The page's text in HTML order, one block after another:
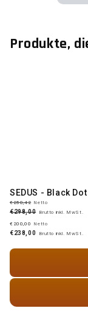
Produkte,
SEDUS - Black
€250,42 Netto
€298,00 Brutto inkl. MwSt.
€200,00
Netto
€238,00 Brutto inkl. MwSt.